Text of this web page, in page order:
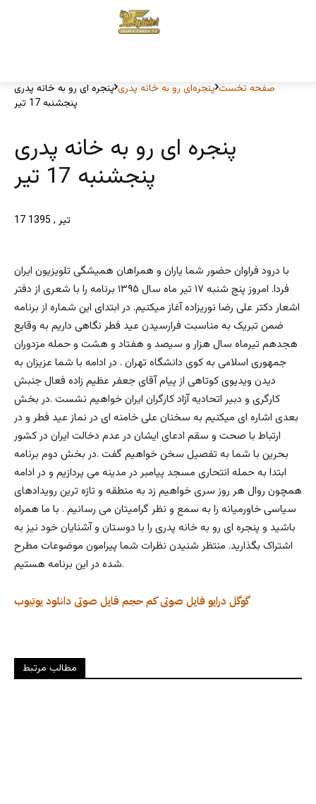
صفحه نخست پنجره‌ای رو به خانه پدری پنجره ای رو به خانه پدری
پنجشنبه 17 تیر
پنجره ای رو به خانه پدری
پنجشنبه 17 تیر
17 تیر , 1395
با درود فراوان حضور شما یاران و همراهان همیشگی تلویزیون ایران
فردا. امروز پنج شنبه ۱۷ تیر ماه سال ۱۳۹۵ برنامه را با شعری از دفتر
اشعار دکتر علی رضا نوریزاده آغاز میکنیم. در ابتدای این شماره از برنامه
ضمن تبریک به مناسبت فرارسیدن عید فطر نگاهی داریم به وقایع
هجدهم تیرماه سال هزار و سیصد و هفتاد و هشت و حمله مزدوران
جمهوری اسلامی به کوی دانشگاه تهران . در ادامه با شما عزیزان به
دیدن ویدیوی کوتاهی از پیام آقای جعفر عظیم زاده فعال جنبش
کارگری و دبیر اتحادیه آزاد کارگران ایران خواهیم نشست .در بخش
بعدی اشاره ای میکنیم به سخنان علی خامنه ای در نماز عید فطر و در
ارتباط با صحت و سقم ادعای ایشان در عدم دخالت ایران در کشور
بحرین با شما به تفصیل سخن خواهیم گفت .در بخش دوم برنامه
ابتدا به حمله انتحاری مسجد پیامبر در مدینه می پردازیم و در ادامه
همچون روال هر روز سری خواهیم زد به منطقه و تازه ترین رویدادهای
سیاسی خاورمیانه را به سمع و نظر گرامیتان می رسانیم . با ما همراه
باشید و پنجره ای رو به خانه پدری را با دوستان و آشنایان خود نیز به
اشتراک بگذارید. منتظر شنیدن نظرات شما پیرامون موضوعات مطرح
شده در این برنامه هستیم.
یوتیوب دانلود فایل صوتی فایل صوتی کم حجم گوگل درایو
مطالب مرتبط